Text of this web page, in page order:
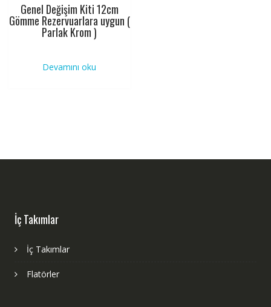
Genel Değişim Kiti 12cm
Gömme Rezervuarlara uygun (
Parlak Krom )
Devamını oku
İç Takımlar
İç Takımlar
Flatörler